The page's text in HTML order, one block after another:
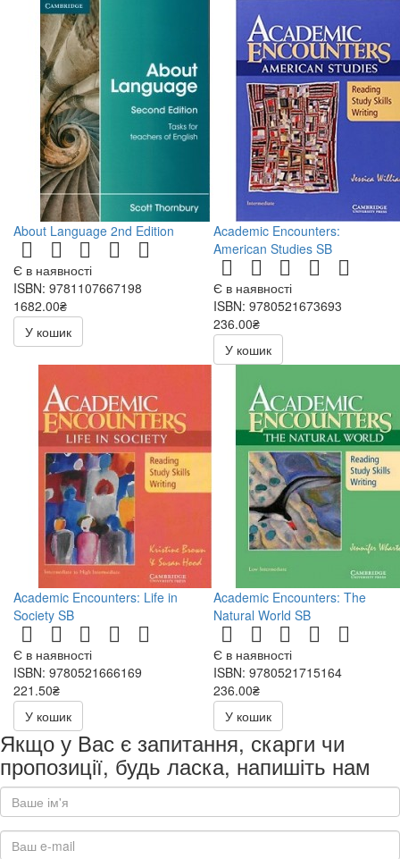
About Language 2nd Edition
Є в наявності
ISBN: 9781107667198
1682.00₴
У кошик
Academic Encounters:
American Studies SB
Є в наявності
ISBN: 9780521673693
236.00₴
472.00₴
У кошик
Academic Encounters: Life in
Society SB
Є в наявності
ISBN: 9780521666169
221.50₴
443.00₴
У кошик
Academic Encounters: The
Natural World SB
Є в наявності
ISBN: 9780521715164
236.00₴
472.00₴
У кошик
Якщо у Вас є запитання, скарги чи
пропозиції, будь ласка, напишіть нам